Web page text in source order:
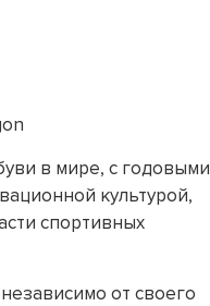
в мире, с годовыми
культурой,
спортивных
от своего